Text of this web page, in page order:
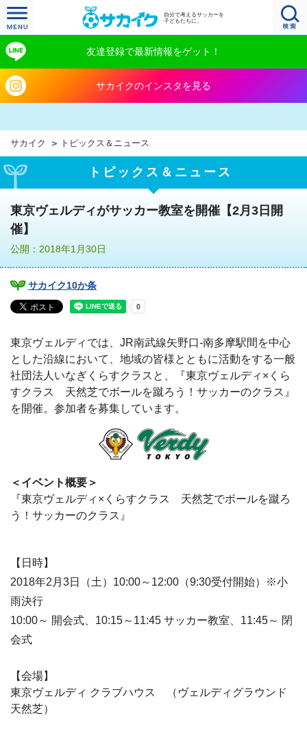
自分で考えるサッカーを
子どもたちに。
友達登録で最新情報をゲット！
サカイクのインスタを見る
サカイク トピックス＆ニュース
トピックス＆ニュース
東京ヴェルディがサッカー教室を開催【2月3日開
催】
公開：2018年1月30日
サカイク10か条
東京ヴェルディでは、JR南武線矢野口-南多摩駅間を中心
とした沿線において、地域の皆様とともに活動をする一般
社団法人いなぎくらすクラスと、『東京ヴェルディ×くら
すクラス 天然芝でボールを蹴ろう！サッカーのクラス』
を開催。参加者を募集しています。
＜イベント概要＞
『東京ヴェルディ×くらすクラス 天然芝でボールを蹴ろ
う！サッカーのクラス』
【日時】
2018年2月3日（土）10:00～12:00（9:30受付開始）※小
雨決行
10:00～ 開会式、10:15～11:45 サッカー教室、11:45～ 閉
会式
【会場】
東京ヴェルディ クラブハウス （ヴェルディグラウンド
天然芝）